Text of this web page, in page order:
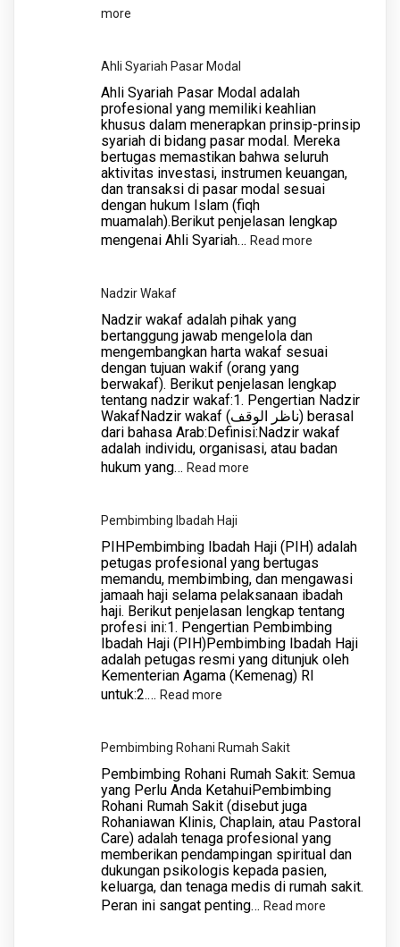
more
Ahli Syariah Pasar Modal
Ahli Syariah Pasar Modal adalah
profesional yang memiliki keahlian
khusus dalam menerapkan prinsip-prinsip
syariah di bidang pasar modal. Mereka
bertugas memastikan bahwa seluruh
aktivitas investasi, instrumen keuangan,
dan transaksi di pasar modal sesuai
dengan hukum Islam (fiqh
muamalah).Berikut penjelasan lengkap
mengenai Ahli Syariah… Read more
Nadzir Wakaf
Nadzir wakaf adalah pihak yang
bertanggung jawab mengelola dan
mengembangkan harta wakaf sesuai
dengan tujuan wakif (orang yang
berwakaf). Berikut penjelasan lengkap
tentang nadzir wakaf:1. Pengertian Nadzir
WakafNadzir wakaf (ناظر الوقف) berasal
dari bahasa Arab:Definisi:Nadzir wakaf
adalah individu, organisasi, atau badan
hukum yang… Read more
Pembimbing Ibadah Haji
PIHPembimbing Ibadah Haji (PIH) adalah
petugas profesional yang bertugas
memandu, membimbing, dan mengawasi
jamaah haji selama pelaksanaan ibadah
haji. Berikut penjelasan lengkap tentang
profesi ini:1. Pengertian Pembimbing
Ibadah Haji (PIH)Pembimbing Ibadah Haji
adalah petugas resmi yang ditunjuk oleh
Kementerian Agama (Kemenag) RI
untuk:2.… Read more
Pembimbing Rohani Rumah Sakit
Pembimbing Rohani Rumah Sakit: Semua
yang Perlu Anda KetahuiPembimbing
Rohani Rumah Sakit (disebut juga
Rohaniawan Klinis, Chaplain, atau Pastoral
Care) adalah tenaga profesional yang
memberikan pendampingan spiritual dan
dukungan psikologis kepada pasien,
keluarga, dan tenaga medis di rumah sakit.
Peran ini sangat penting… Read more